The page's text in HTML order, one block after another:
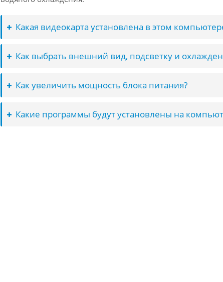
Какая видеокарта установлена в этом
Как выбрать внешний вид, подсветку и
Как увеличить мощность блока питания?
Какие программы будут установлены на